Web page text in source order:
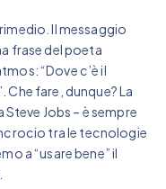
Il messaggio
frase del poeta
“Dove c’è il
fare, dunque? La
Jobs – è sempre
tra le tecnologie
a “usare bene” il